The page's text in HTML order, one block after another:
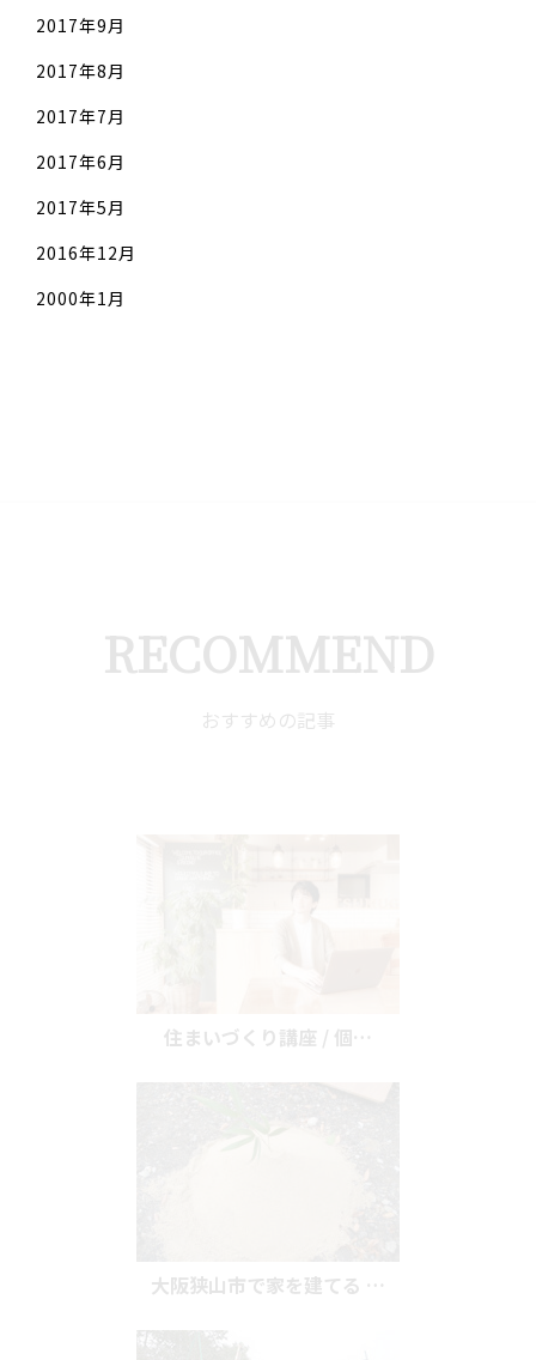
2017年9月
2017年8月
2017年7月
2017年6月
2017年5月
2016年12月
2000年1月
RECOMMEND
おすすめの記事
住まいづくり講座 / 個…
大阪狭山市で家を建てる …